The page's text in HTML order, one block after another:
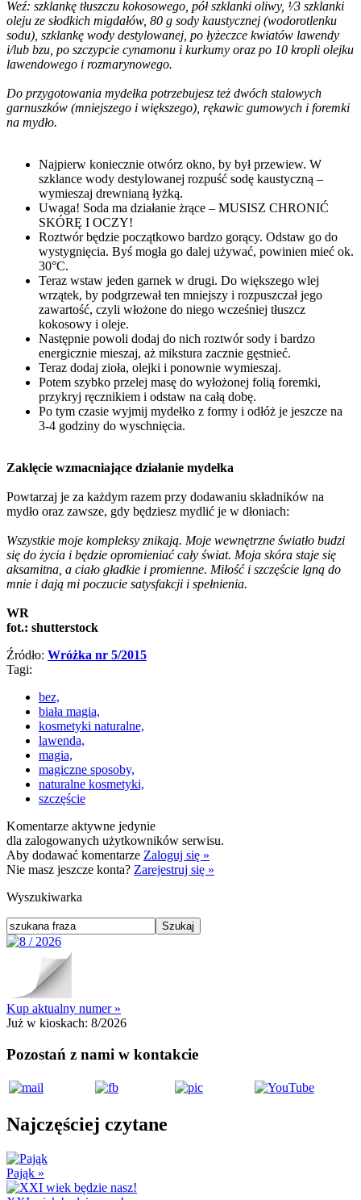
Weź: szklankę tłuszczu kokosowego, pół szklanki oliwy, ¹∕3 szklanki
oleju ze słodkich migdałów, 80 g sody kaustycznej (wodorotlenku
sodu), szklankę wody destylowanej, po łyżeczce kwiatów lawendy
i/lub bzu, po szczypcie cynamonu i kurkumy oraz po 10 kropli olejku
lawendowego i rozmarynowego.
Do przygotowania mydełka potrzebujesz też dwóch stalowych
garnuszków (mniejszego i większego), rękawic gumowych i foremki
na mydło.
Najpierw koniecznie otwórz okno, by był przewiew. W
szklance wody destylowanej rozpuść sodę kaustyczną –
wymieszaj drewnianą łyżką.
Uwaga! Soda ma działanie żrące – MUSISZ CHRONIĆ
SKÓRĘ I OCZY!
Roztwór będzie początkowo bardzo gorący. Odstaw go do
wystygnięcia. Byś mogła go dalej używać, powinien mieć ok.
30°C.
Teraz wstaw jeden garnek w drugi. Do większego wlej
wrzątek, by podgrzewał ten mniejszy i rozpuszczał jego
zawartość, czyli włożone do niego wcześniej tłuszcz
kokosowy i oleje.
Następnie powoli dodaj do nich roztwór sody i bardzo
energicznie mieszaj, aż mikstura zacznie gęstnieć.
Teraz dodaj zioła, olejki i ponownie wymieszaj.
Potem szybko przelej masę do wyłożonej folią foremki,
przykryj ręcznikiem i odstaw na całą dobę.
Po tym czasie wyjmij mydełko z formy i odłóż je jeszcze na
3-4 godziny do wyschnięcia.
Zaklęcie wzmacniające działanie mydełka
Powtarzaj je za każdym razem przy dodawaniu składników na
mydło oraz zawsze, gdy będziesz mydlić je w dłoniach:
Wszystkie moje kompleksy znikają. Moje wewnętrzne światło budzi
się do życia i będzie opromieniać cały świat. Moja skóra staje się
aksamitna, a ciało gładkie i promienne. Miłość i szczęście lgną do
mnie i dają mi poczucie satysfakcji i spełnienia.
WR
fot.: shutterstock
Źródło: Wróżka nr 5/2015
Tagi:
bez,
biała magia,
kosmetyki naturalne,
lawenda,
magia,
magiczne sposoby,
naturalne kosmetyki,
szczęście
Komentarze aktywne jedynie
dla zalogowanych użytkowników serwisu.
Aby dodawać komentarze Zaloguj się »
Nie masz jeszcze konta? Zarejestruj się »
Wyszukiwarka
Kup aktualny numer »
Już w kioskach: 8/2026
Pozostań z nami w kontakcie
Najczęściej czytane
Pająk »